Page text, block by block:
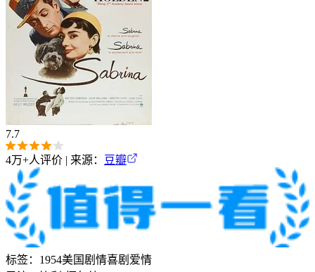
7.7
4万+人评价 | 来源： 豆瓣
标签： 1954美国 剧情喜剧 爱情